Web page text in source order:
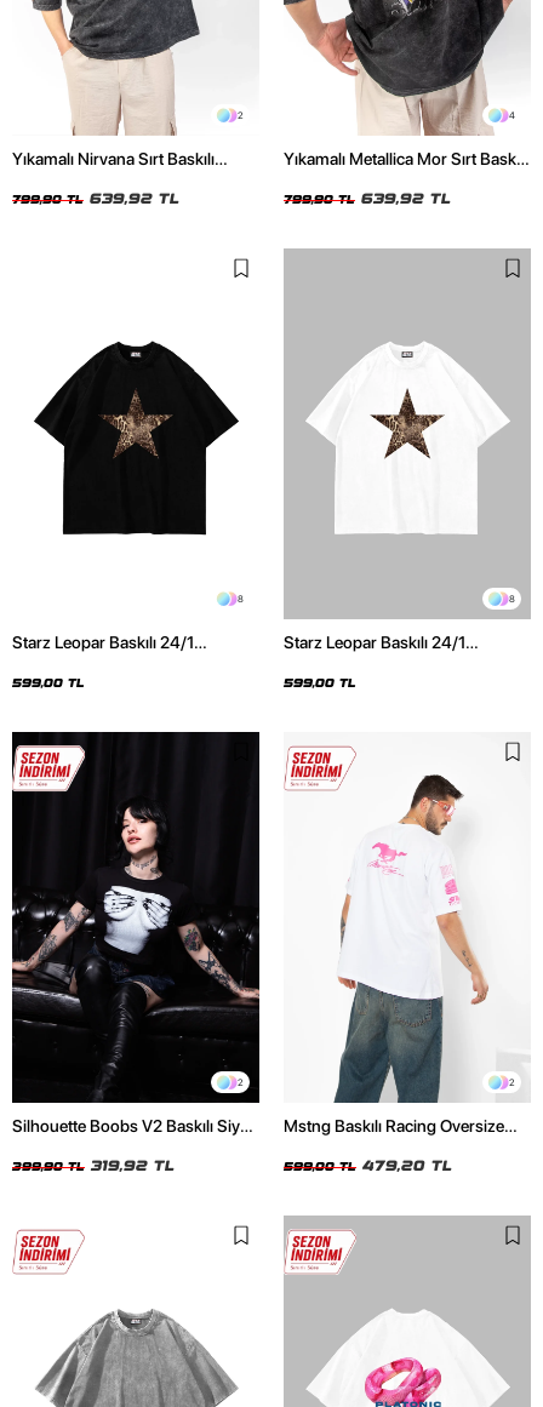
2
Yıkamalı Nirvana Sırt Baskılı
799,90 TL 639,92 TL
4
Yıkamalı Metallica Mor Sırt Baskılı
799,90 TL 639,92 TL
8
Starz Leopar Baskılı 24/1
599,00 TL
8
Starz Leopar Baskılı 24/1
599,00 TL
2
Silhouette Boobs V2 Baskılı Siyah
399,90 TL 319,92 TL
2
Mstng Baskılı Racing Oversize
599,00 TL 479,20 TL